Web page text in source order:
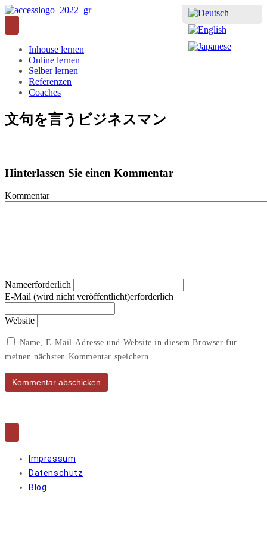
Inhouse lernen
Online lernen
Selber lernen
Referenzen
Coaches
文句を言うビジネスマン
Hinterlassen Sie einen Kommentar
Kommentar
Nameerforderlich
E-Mail (wird nicht veröffentlicht)erforderlich
Website
Name, E-Mail-Adresse und Website in diesem Browser für
meinen nächsten Kommentar speichern.
Impressum
Datenschutz
Blog